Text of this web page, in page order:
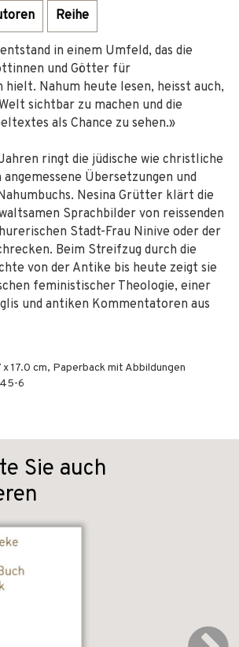
Reihe
in einem Umfeld, das die
und Götter für
Nahum heute lesen, heisst auch,
sichtbar zu machen und die
als Chance zu sehen.»
ringt die jüdische wie christliche
Übersetzungen und
Nesina Grütter klärt die
Sprachbilder von reissenden
Stadt-Frau Ninive oder der
Beim Streifzug durch die
von der Antike bis heute zeigt sie
feministischer Theologie, einer
und antiken Kommentatoren aus
x 17.0 cm, Paperback mit Abbildungen
6
Sie auch